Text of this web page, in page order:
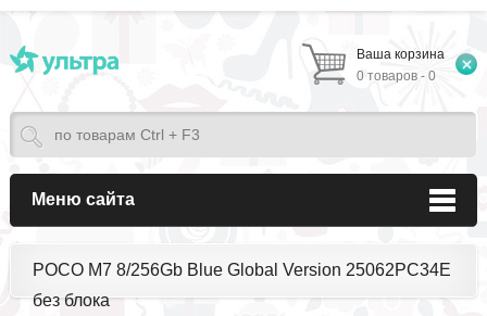
Ваша корзина
0 товаров - 0
Меню сайта
POCO M7 8/256Gb Blue Global Version 25062PC34E
без блока